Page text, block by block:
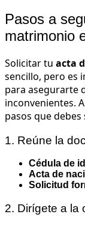
Pasos a
matrimonio
Solicitar tu acta
sencillo, pero es
para asegurarte
inconvenientes.
pasos que debes
1. Reúne la
Cédula de
Acta de
Solicitud
2. Dirígete a la